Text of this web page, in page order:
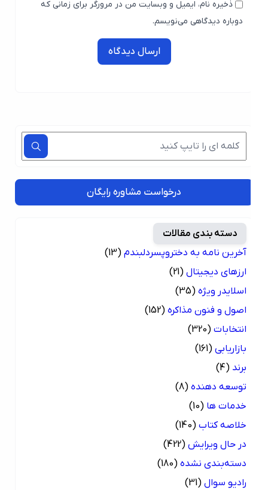
ذخیره نام، ایمیل و وبسایت من در مرورگر برای زمانی که
دوباره دیدگاهی می‌نویسم.
ارسال دیدگاه
درخواست مشاوره رایگان
دسته بندی مقالات
آخرین نامه به دختروپسردلبندم (13)
ارزهای دیجیتال (21)
اسلایدر ویژه (35)
اصول و فنون مذاکره (152)
انتخابات (320)
بازاریابی (161)
(4)
توسعه دهنده (8)
خدمات ها (10)
خلاصه کتاب (140)
در حال ویرایش (422)
دسته‌بندی نشده (180)
رادیو سوال (31)